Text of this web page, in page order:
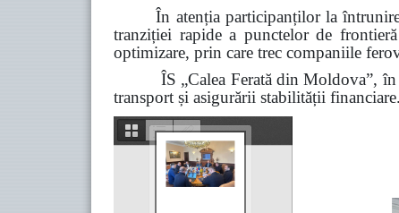
În atenția participanților la
tranziției rapide a punctelor de
optimizare, prin care trec companiile
ÎS „Calea Ferată din Moldova”,
transport și asigurării stabilității financiare.